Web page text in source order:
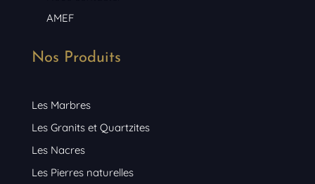
AMEF
Nos Produits
Les Marbres
Les Granits et Quartzites
Les Nacres
Les Pierres naturelles